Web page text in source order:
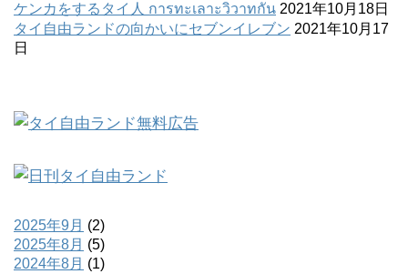
ケンカをするタイ人 การทะเลาะวิวาทกัน 2021年10月18日
タイ自由ランドの向かいにセブンイレブン 2021年10月17
日
2025年9月 (2)
2025年8月 (5)
2024年8月 (1)